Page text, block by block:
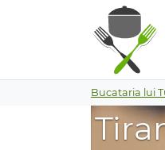
Bucataria lui